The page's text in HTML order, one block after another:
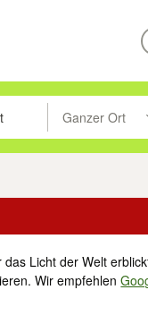
nach oben/
Eingabetaste
Ganzer Ort
Suche im
Licht der Welt
Wir empfehlen